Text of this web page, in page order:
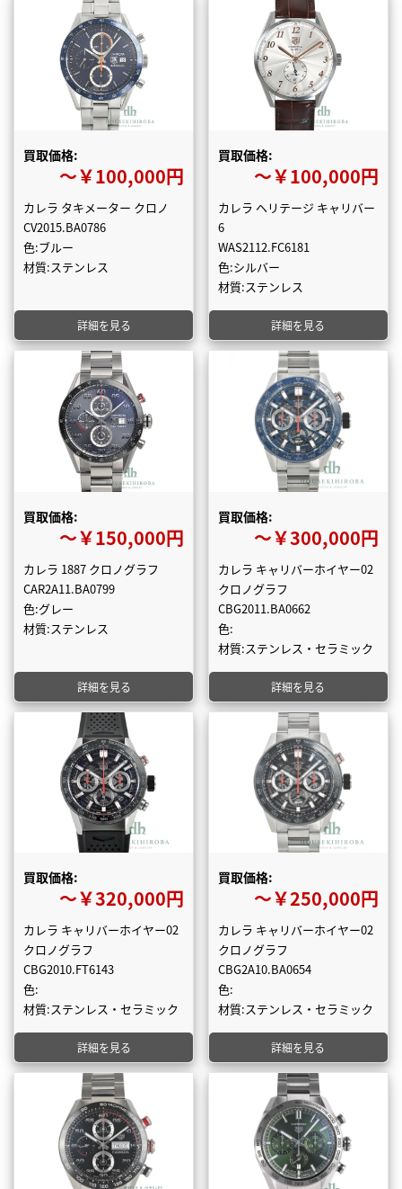
買取価格:
〜￥100,000円
カレラ タキメーター クロノ
CV2015.BA0786
色:ブルー
材質:ステンレス
詳細を見る
買取価格:
〜￥100,000円
カレラ ヘリテージ キャリバー
6
WAS2112.FC6181
色:シルバー
材質:ステンレス
詳細を見る
買取価格:
〜￥150,000円
カレラ 1887 クロノグラフ
CAR2A11.BA0799
色:グレー
材質:ステンレス
詳細を見る
買取価格:
〜￥300,000円
カレラ キャリバーホイヤー02
クロノグラフ
CBG2011.BA0662
色:
材質:ステンレス・セラミック
詳細を見る
買取価格:
〜￥320,000円
カレラ キャリバーホイヤー02
クロノグラフ
CBG2010.FT6143
色:
材質:ステンレス・セラミック
詳細を見る
買取価格:
〜￥250,000円
カレラ キャリバーホイヤー02
クロノグラフ
CBG2A10.BA0654
色:
材質:ステンレス・セラミック
詳細を見る